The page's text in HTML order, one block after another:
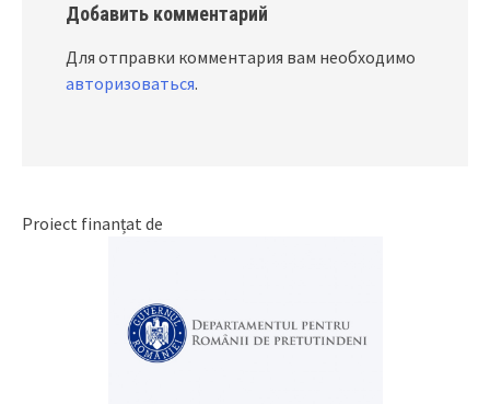
Добавить комментарий
Для отправки комментария вам необходимо
авторизоваться.
Proiect finanțat de